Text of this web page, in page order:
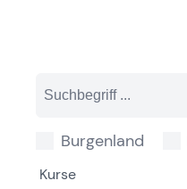
Burgenland
Kurse